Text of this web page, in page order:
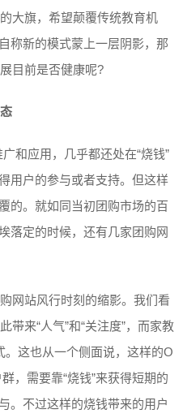
大旗，希望颠覆传统教育机
称新的模式蒙上一层阴影，那
目前是否健康呢?
和应用，几乎都还处在“烧钱”
用户的参与或者支持。但这样
的。就如同当初团购市场的百
落定的时候，还有几家团购网
网站风行时刻的缩影。我们看
带来“人气”和“关注度”，而家教
这也从一个侧面说，这样的O
，需要靠“烧钱”来获得短期的
。不过这样的烧钱带来的用户